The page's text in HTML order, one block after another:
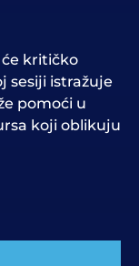
kritičko
sesiji istražuje
pomoći u
koji oblikuju